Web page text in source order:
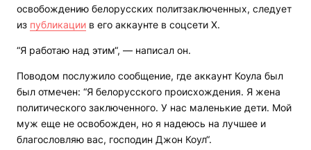
освобождению белорусских политзаключенных, следует
из публикации в его аккаунте в соцсети X.
“Я работаю над этим“, — написал он.
Поводом послужило сообщение, где аккаунт Коула был
был отмечен: “Я белорусского происхождения. Я жена
политического заключенного. У нас маленькие дети. Мой
муж еще не освобожден, но я надеюсь на лучшее и
благословляю вас, господин Джон Коул“.